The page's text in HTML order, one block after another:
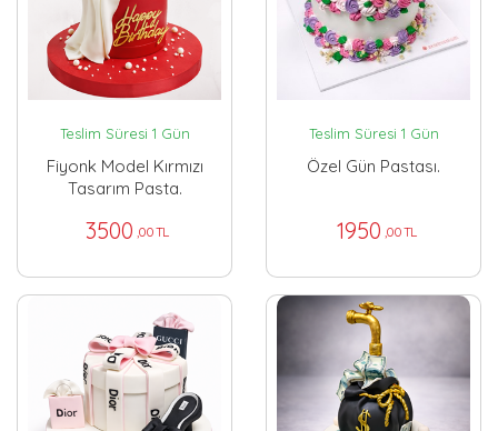
Teslim Süresi 1 Gün
Fiyonk Model Kırmızı
Tasarım Pasta.
3500 ,00 TL
Teslim Süresi 1 Gün
Özel Gün Pastası.
1950 ,00 TL